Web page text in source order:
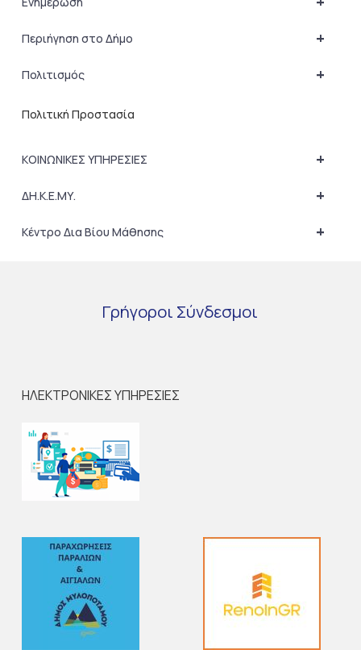
+
Περιήγηση στο Δήμο
+
Πολιτισμός
Πολιτική Προστασία
+
ΚΟΙΝΩΝΙΚΕΣ ΥΠΗΡΕΣΙΕΣ
+
ΔΗ.Κ.Ε.ΜΥ.
+
Κέντρο Δια Βίου Μάθησης
Γρήγοροι Σύνδεσμοι
ΗΛΕΚΤΡΟΝΙΚΕΣ ΥΠΗΡΕΣΙΕΣ